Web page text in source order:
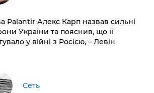
Palantir Алекс Карп назвав сильні
України та пояснив, що її
у війні з Росією, – Левін
Сеть